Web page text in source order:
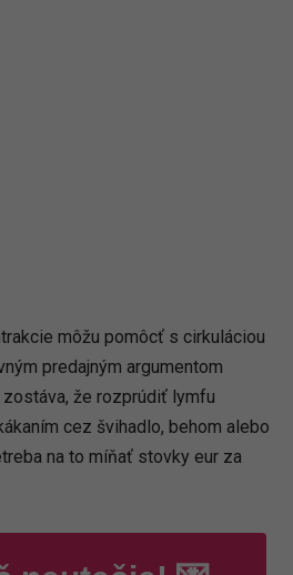
môžu pomôcť s cirkuláciou
predajným argumentom
že rozprúdiť lymfu
cez švihadlo, behom alebo
na to míňať stovky eur za